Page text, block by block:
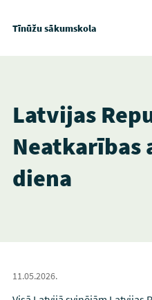
Tīnūžu sākumskola
Latvijas
Neatkarības
diena
11.05.2026.